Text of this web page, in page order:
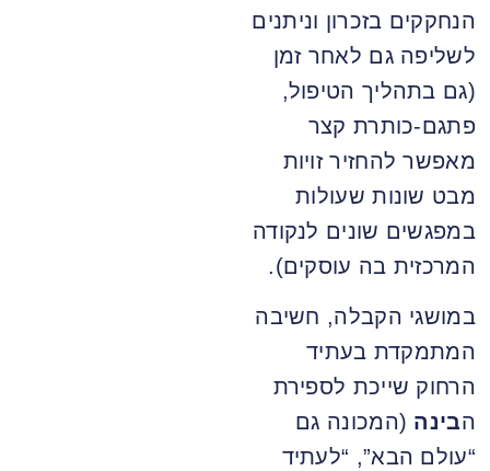
הנחקקים בזכרון וניתנים
לשליפה גם לאחר זמן
(גם בתהליך הטיפול,
פתגם-כותרת קצר
מאפשר להחזיר זויות
מבט שונות שעולות
במפגשים שונים לנקודה
המרכזית בה עוסקים).
במושגי הקבלה, חשיבה
המתמקדת בעתיד
הרחוק שייכת לספירת
הבינה (המכונה גם
“עולם הבא”, “לעתיד